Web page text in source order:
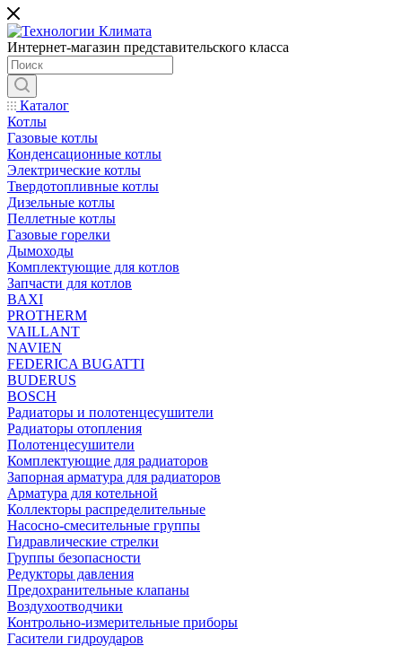
Интернет-магазин представительского класса
Каталог
Котлы
Газовые котлы
Конденсационные котлы
Электрические котлы
Твердотопливные котлы
Дизельные котлы
Пеллетные котлы
Газовые горелки
Дымоходы
Комплектующие для котлов
Запчасти для котлов
BAXI
PROTHERM
VAILLANT
NAVIEN
FEDERICA BUGATTI
BUDERUS
BOSCH
Радиаторы и полотенцесушители
Радиаторы отопления
Полотенцесушители
Комплектующие для радиаторов
Запорная арматура для радиаторов
Арматура для котельной
Коллекторы распределительные
Насосно-смесительные группы
Гидравлические стрелки
Группы безопасности
Редукторы давления
Предохранительные клапаны
Воздухоотводчики
Контрольно-измерительные приборы
Гасители гидроударов